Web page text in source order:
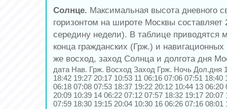
Солнце. Максимальная высота дневного
горизонтом на широте Москвы составляет
середину недели). В таблице приводятся
конца гражданских (Грж.) и
же восход, заход Солнца и долгота дня
дата Нав. Грж. Восход Заход Грж. Ночь Дол.дня
18:42 19:27 20:17 10:53 11 06:16 07:06 07:51 18:40
06:18 07:08 07:53 18:37 19:22 20:12 10:44 13 06:20
20:09 10:39 14 06:22 07:12 07:57 18:32 19:17 20:07
07:59 18:30 19:15 20:04 10:30 16 06:26 07:16 08:01